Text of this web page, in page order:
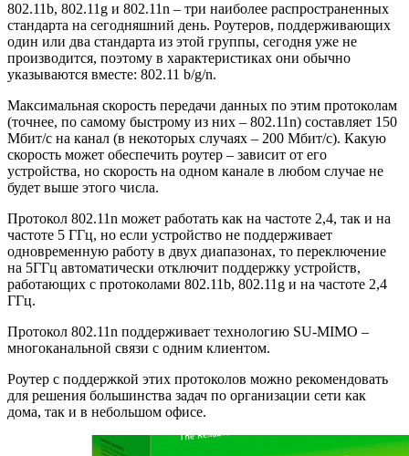
802.11b, 802.11g и 802.11n – три наиболее распространенных
стандарта на сегодняшний день. Роутеров, поддерживающих
один или два стандарта из этой группы, сегодня уже не
производится, поэтому в характеристиках они обычно
указываются вместе: 802.11 b/g/n.
Максимальная скорость передачи данных по этим протоколам
(точнее, по самому быстрому из них – 802.11n) составляет 150
Мбит/с на канал (в некоторых случаях – 200 Мбит/с). Какую
скорость может обеспечить роутер – зависит от его
устройства, но скорость на одном канале в любом случае не
будет выше этого числа.
Протокол 802.11n может работать как на частоте 2,4, так и на
частоте 5 ГГц, но если устройство не поддерживает
одновременную работу в двух диапазонах, то переключение
на 5ГГц автоматически отключит поддержку устройств,
работающих с протоколами 802.11b, 802.11g и на частоте 2,4
ГГц.
Протокол 802.11n поддерживает технологию SU-MIMO –
многоканальной связи с одним клиентом.
Роутер с поддержкой этих протоколов можно рекомендовать
для решения большинства задач по организации сети как
дома, так и в небольшом офисе.